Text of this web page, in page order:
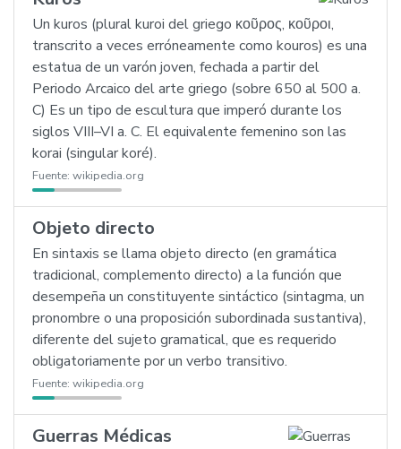
Un kuros (plural kuroi del griego κοῦρος, κοῦροι,
transcrito a veces erróneamente como kouros) es una
estatua de un varón joven, fechada a partir del
Periodo Arcaico del arte griego (sobre 650 al 500 a.
C) Es un tipo de escultura que imperó durante los
siglos VIII–VI a. C. El equivalente femenino son las
korai (singular koré).
Fuente: wikipedia.org
Objeto directo
En sintaxis se llama objeto directo (en gramática
tradicional, complemento directo) a la función que
desempeña un constituyente sintáctico (sintagma, un
pronombre o una proposición subordinada sustantiva),
diferente del sujeto gramatical, que es requerido
obligatoriamente por un verbo transitivo.
Fuente: wikipedia.org
Guerras Médicas